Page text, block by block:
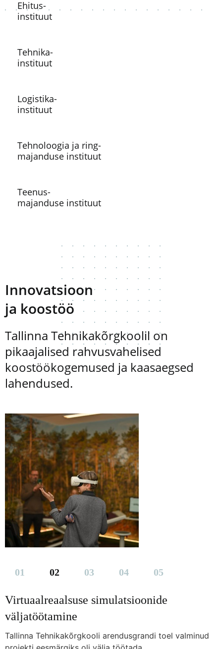
Ehitus-
instituut
Tehnika-
instituut
Logistika-
instituut
Tehnoloogia ja ring-
majanduse instituut
Teenus-
majanduse instituut
Innovatsioon
ja koostöö
Tallinna Tehnikakõrgkoolil on
pikaajalised rahvusvahelised
koostöökogemused ja kaasaegsed
lahendused.
Virtuaalreaalsuse simulatsioonide
väljatöötamine
Tallinna Tehnikakõrgkooli arendusgrandi toel valminud